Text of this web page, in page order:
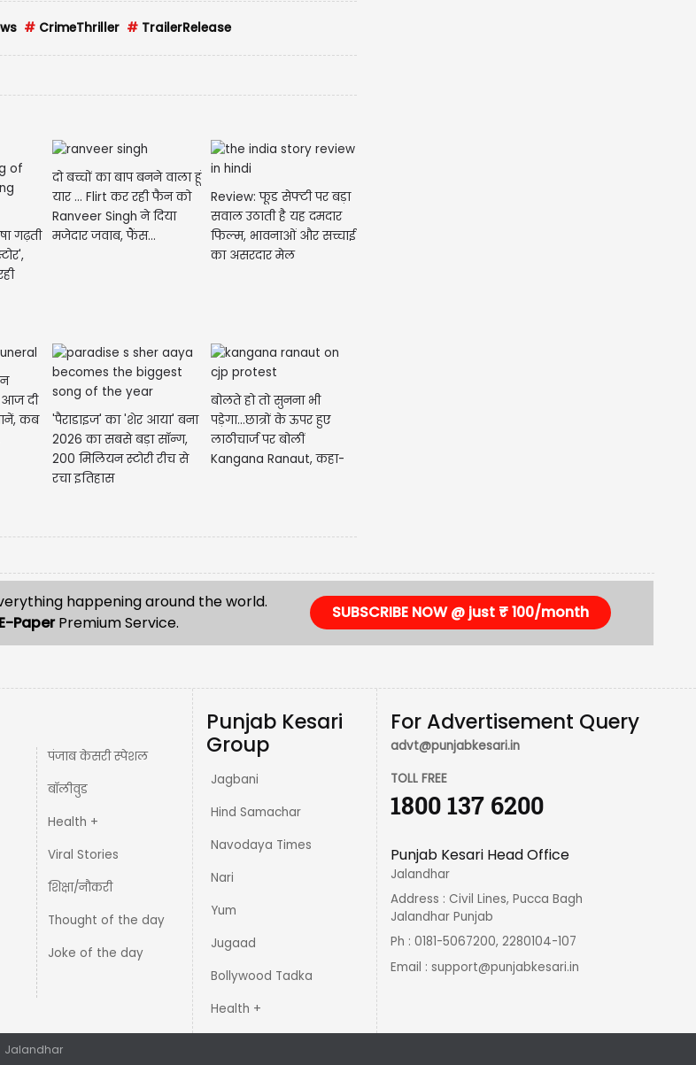
# CrimeThriller # TrailerRelease
गढ़ती
दो बच्चों का बाप बनने वाला हूं
यार ... Flirt कर रही फैन को
Ranveer Singh ने दिया
मजेदार जवाब, फैंस...
Review: फूड सेफ्टी पर बड़ा
सवाल उठाती है यह दमदार
फिल्म, भावनाओं और सच्चाई
का असरदार मेल
आज दी
कब
'पैराडाइज' का 'शेर आया' बना
2026 का सबसे बड़ा सॉन्ग,
200 मिलियन स्टोरी रीच से
रचा इतिहास
बोलते हो तो सुनना भी
पड़ेगा…छात्रों के ऊपर हुए
लाठीचार्ज पर बोलीं
Kangana Ranaut, कहा-
happening around the world.
PaperPremium Service.
SUBSCRIBE NOW @ just ₹ 100/month
पंजाब केसरी स्पेशल
बॉलीवुड
Health +
Viral Stories
शिक्षा/नौकरी
Thought of the day
Joke of the day
Punjab Kesari
Group
Jagbani
Hind Samachar
Navodaya Times
Nari
Yum
Jugaad
Bollywood Tadka
Health +
For Advertisement Query
advt@punjabkesari.in
TOLL FREE
1800 137 6200
Punjab Kesari Head Office
Jalandhar
Address : Civil Lines, Pucca Bagh
Jalandhar Punjab
Ph : 0181-5067200, 2280104-107
Email :support@punjabkesari.in
Jalandhar